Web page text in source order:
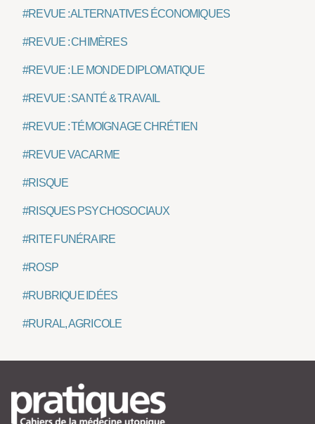
#REVUE : ALTERNATIVES ÉCONOMIQUES
#REVUE : CHIMÈRES
#REVUE : LE MONDE DIPLOMATIQUE
#REVUE : SANTÉ & TRAVAIL
#REVUE : TÉMOIGNAGE CHRÉTIEN
#REVUE VACARME
#RISQUE
#RISQUES PSYCHOSOCIAUX
#RITE FUNÉRAIRE
#ROSP
#RUBRIQUE IDÉES
#RURAL, AGRICOLE